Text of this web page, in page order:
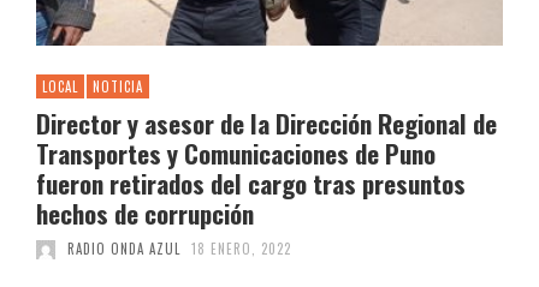
LOCAL NOTICIA
Director y asesor de la Dirección Regional de
Transportes y Comunicaciones de Puno
fueron retirados del cargo tras presuntos
hechos de corrupción
RADIO ONDA AZUL 18 ENERO, 2022